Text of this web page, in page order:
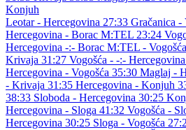
Konjuh
Leotar - Hercegovina 27:33 Gračanica -
Hercegovina - Borac M:TEL 23:24
Hercegovina -:- Borac M:TEL -
Krivaja 31:27 Vogošća - -:-
Hercegovina - Vogošća 35:30 Maglaj -
- Krivaja 31:35 Hercegovina - Konjuh
38:33 Sloboda - Hercegovina 30:25
Hercegovina - Sloga 41:32 Vogošća -
Hercegovina 30:25 Sloga - Vogošća